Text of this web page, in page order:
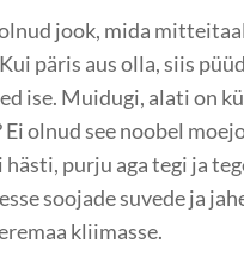
jook, mida
päris aus olla, siis
ise. Muidugi, alati on
Ei olnud see noobel
purju aga tegi ja
soojade suvede ja
kliimasse.